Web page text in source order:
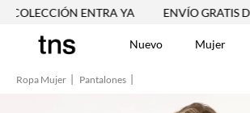
YA ENVÍO GRATIS DESDE $250.000
Nuevo Mujer
Ropa Mujer Pantalones